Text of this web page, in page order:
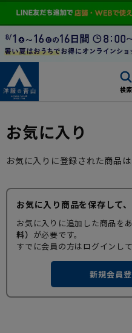
検索
お気に入り
お気に入りに登録された商品は
お気に入り商品を保存して
お気に入りに追加した商品を
料） が必要です。
すでに会員の方はログインして
新規会員